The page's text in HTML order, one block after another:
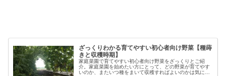
ざっくりわかる育てやすい初心者向け野菜【種蒔
きと収穫時期】
家庭菜園で育てやすい初心者向け野菜をざっくりとご紹
介。家庭菜園を始めたい方にとって、どの野菜が育てやす
いのか、またいつ種をまいて収穫すればよいのかは気にな